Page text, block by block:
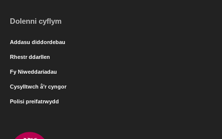
Dolenni cyflym
Addasu diddordebau
Rhestr ddarllen
Fy Niweddariadau
Cysylltwch â’r cyngor
Polisi preifatrwydd